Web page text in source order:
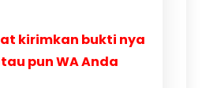
kirimkan bukti nya
pun WA Anda